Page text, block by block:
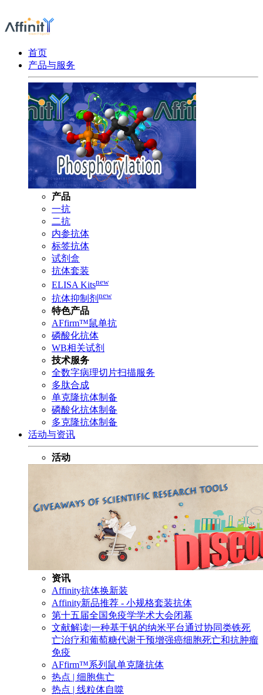
首页
产品与服务
产品
一抗
二抗
内参抗体
标签抗体
试剂盒
抗体套装
ELISA Kitsnew
抗体抑制剂 new
特色产品
AFfirm™鼠单抗
磷酸化抗体
WB相关试剂
技术服务
全数字病理切片扫描服务
多肽合成
单克隆抗体制备
磷酸化抗体制备
多克隆抗体制备
活动与资讯
活动
资讯
Affinity抗体换新装
Affinity新品推荐 - 小规格套装抗体
第十五届全国免疫学学术大会闭幕
文献解读|一种基于钒的纳米平台通过协同类铁死
亡治疗和葡萄糖代谢干预增强癌细胞死亡和抗肿瘤
免疫
AFfirm™系列鼠单克隆抗体
热点 | 细胞焦亡
热点 | 线粒体自噬